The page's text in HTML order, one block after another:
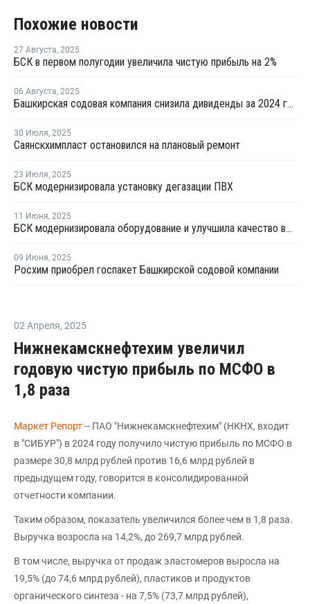
Похожие новости
27 Августа, 2025
БСК в первом полугодии увеличила чистую прибыль на 2%
06 Августа, 2025
Башкирская содовая компания снизила дивиденды за 2024 год на 39%
30 Июля, 2025
Саянскхимпласт остановился на плановый ремонт
23 Июля, 2025
БСК модернизировала установку дегазации ПВХ
11 Июня, 2025
БСК модернизировала оборудование и улучшила качество выпускаемого ПВХ
09 Июня, 2025
Росхим приобрел госпакет Башкирской содовой компании
02 Апреля, 2025
Нижнекамскнефтехим увеличил
годовую чистую прибыль по МСФО в
1,8 раза
Маркет Репорт-- ПАО "Нижнекамскнефтехим" (НКНХ, входит
в "СИБУР") в 2024 году получило чистую прибыль по МСФО в
размере 30,8 млрд рублей против 16,6 млрд рублей в
предыдущем году, говорится в консолидированной
отчетности компании.
Таким образом, показатель увеличился более чем в 1,8 раза.
Выручка возросла на 14,2%, до 269,7 млрд рублей.
В том числе, выручка от продаж эластомеров выросла на
19,5% (до 74,6 млрд рублей), пластиков и продуктов
органического синтеза - на 7,5% (73,7 млрд рублей),